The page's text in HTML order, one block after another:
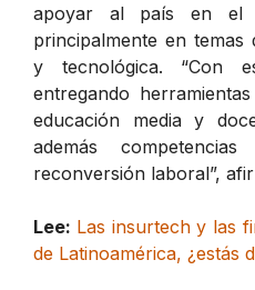
apoyar al país en el
principalmente en temas
y tecnológica. “Con
entregando
educación media y
además
reconversión laboral”,
Lee: Las insurtech y las
de Latinoamérica, ¿estás